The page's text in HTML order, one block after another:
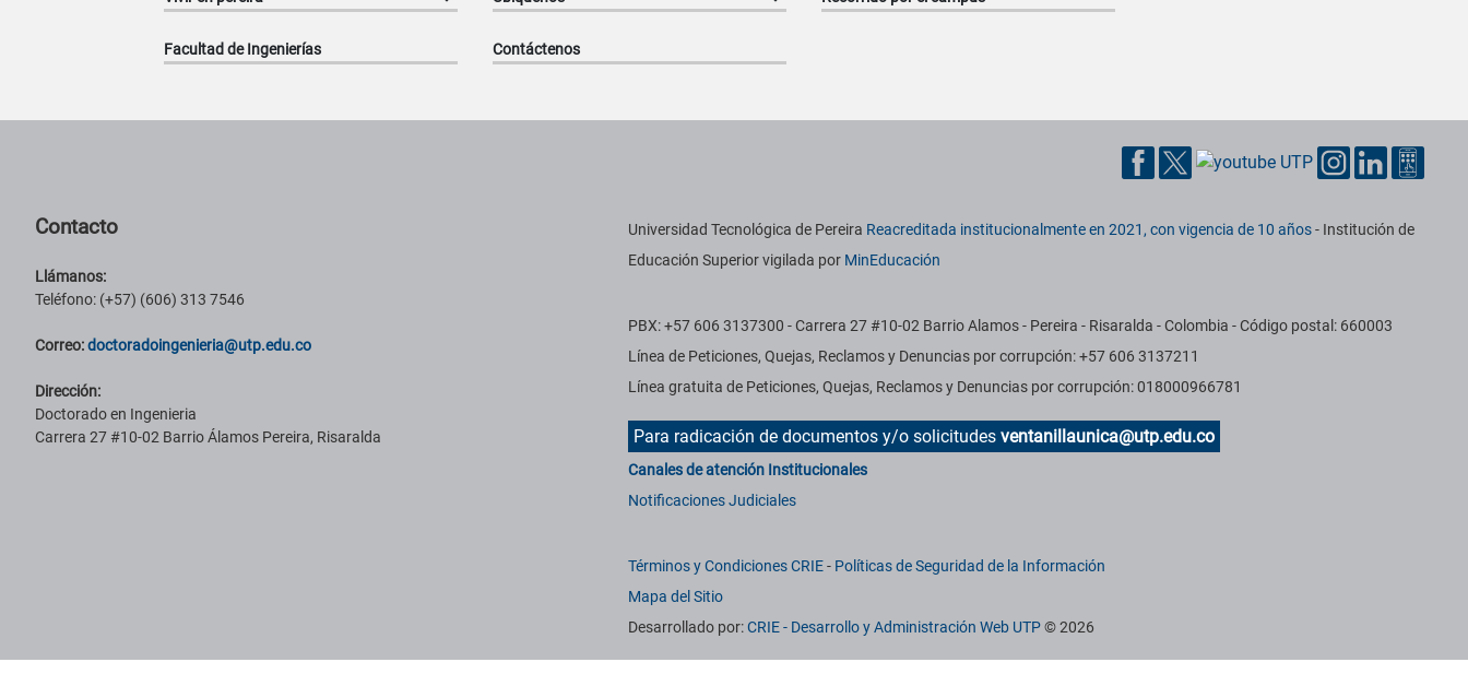
Facultad de Ingenierías Contáctenos
Contacto
Llámanos:
Teléfono: (+57) (606) 313 7546
Correo:doctoradoingenieria@utp.edu.co
Dirección:
Doctorado en Ingenieria
Carrera 27 #10-02 Barrio Álamos Pereira, Risaralda
Información institucional
Universidad Tecnológica de Pereira Reacreditada institucionalmente en 2021, con vigencia de 10 años- Institución de
Educación Superior vigilada por MinEducación
PBX: +57 606 3137300 - Carrera 27 #10-02 Barrio Alamos - Pereira - Risaralda - Colombia - Código postal: 660003
Línea de Peticiones, Quejas, Reclamos y Denuncias por corrupción: +57 606 3137211
Línea gratuita de Peticiones, Quejas, Reclamos y Denuncias por corrupción: 018000966781
Para radicación de documentos y/o solicitudesventanillaunica@utp.edu.co
Canales de atención Institucionales
Notificaciones Judiciales
Términos y Condiciones CRIE- Políticas de Seguridad de la Información
Mapa del Sitio
Desarrollado por:CRIE - Desarrollo y Administración Web UTP© 2026